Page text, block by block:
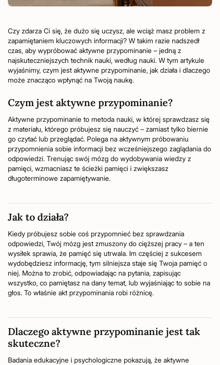
Czy zdarza Ci się, że dużo się uczysz, ale wciąż masz problem z
zapamiętaniem kluczowych informacji? W takim razie nadszedł
czas, aby wypróbować aktywne przypominanie – jedną z
najskuteczniejszych technik nauki, według nauki. W tym artykule
wyjaśnimy, czym jest aktywne przypominanie, jak działa i dlaczego
może znacząco wpłynąć na Twoją naukę.
Czym jest aktywne przypominanie?
Aktywne przypominanie to metoda nauki, w której sprawdzasz się
z materiału, którego próbujesz się nauczyć – zamiast tylko biernie
go czytać lub przeglądać. Polega na aktywnym próbowaniu
przypomnienia sobie informacji bez wcześniejszego zaglądania do
odpowiedzi. Trenując swój mózg do wydobywania wiedzy z
pamięci, wzmacniasz te ścieżki pamięci i zwiększasz
długoterminowe zapamiętywanie.
Jak to działa?
Kiedy próbujesz sobie coś przypomnieć bez sprawdzania
odpowiedzi, Twój mózg jest zmuszony do cięższej pracy – a ten
wysiłek sprawia, że pamięć się utrwala. Im częściej z sukcesem
wydobędziesz informację, tym silniejsza staje się Twoja pamięć o
niej. Można to zrobić, odpowiadając na pytania, zapisując
wszystko, co pamiętasz na dany temat, lub wyjaśniając to sobie na
głos. To właśnie akt przypominania robi różnicę.
Dlaczego aktywne przypominanie jest tak
skuteczne?
Badania edukacyjne i psychologiczne pokazują, że aktywne